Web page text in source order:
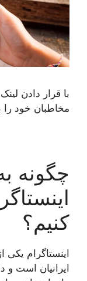
با قرار دادن
مخاطبان خود را
چگونه
کنیم؟
اینستاگرام
ایرانیان است و